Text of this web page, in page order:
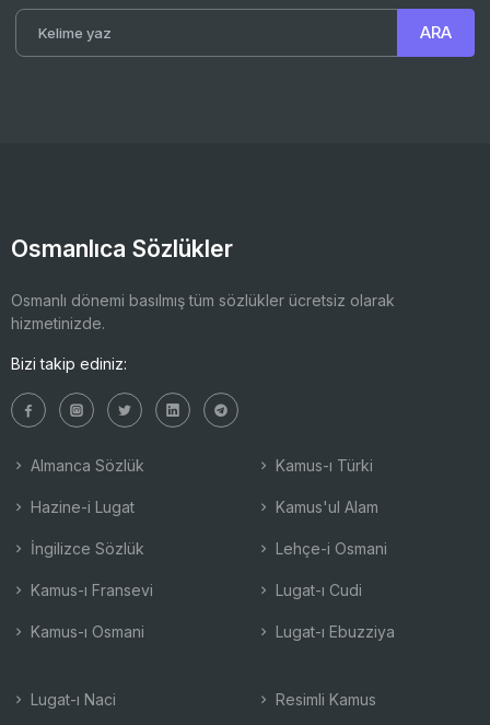
Osmanlıca Sözlükler
Osmanlı dönemi basılmış tüm sözlükler ücretsiz olarak
hizmetinizde.
Bizi takip ediniz:
Almanca Sözlük
Hazine-i Lugat
İngilizce Sözlük
Kamus-ı Fransevi
Kamus-ı Osmani
Kamus-ı Türki
Kamus'ul Alam
Lehçe-i Osmani
Lugat-ı Cudi
Lugat-ı Ebuzziya
Lugat-ı Naci Resimli Kamus